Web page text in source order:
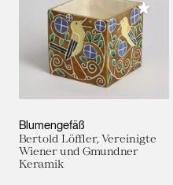
Blumengefäß
Bertold Löffler, Vereinigte
Wiener und Gmundner
Keramik